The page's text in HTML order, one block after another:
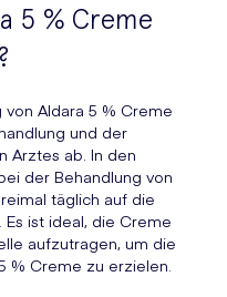
5 % Creme
Aldara 5 % Creme
und der
Arztes ab. In den
der Behandlung von
täglich auf die
ist ideal, die Creme
aufzutragen, um die
% Creme zu erzielen.